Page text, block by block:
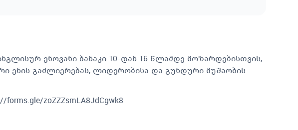
ენოვანი ბანაკი 10-დან 16 წლამდე მოზარდებისთვის,
ენის გაძლიერებას, ლიდერობისა და გუნდური მუშაობის
forms.gle/zoZZZsmLA8JdCgwk8